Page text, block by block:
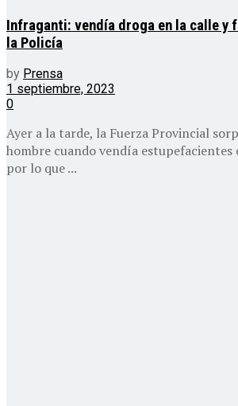
Infraganti: vendía droga en la calle y
la Policía
by Prensa
1 septiembre, 2023
0
Ayer a la tarde, la Fuerza Provincial
hombre cuando vendía estupefacientes
por lo que ...